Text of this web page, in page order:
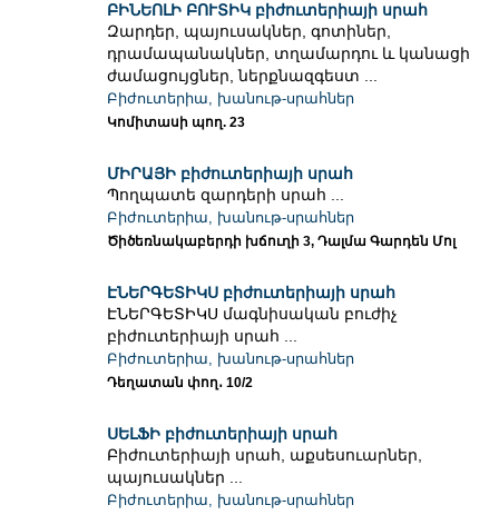
ԲԻՆԵՈԼԻ ԲՈՒՏԻԿ բիժուտերիայի սրահ
Զարդեր, պայուսակներ, գոտիներ,
դրամապանակներ, տղամարդու և կանացի
ժամացույցներ, ներքնազգեստ ...
Բիժուտերիա, խանութ-սրահներ
Կոմիտասի պող. 23
ՄԻՐԱՅԻ բիժուտերիայի սրահ
Պողպատե զարդերի սրահ ...
Բիժուտերիա, խանութ-սրահներ
Ծիծեռնակաբերդի խճուղի 3, Դալմա Գարդեն Մոլ
ԷՆԵՐԳԵՏԻԿՍ բիժուտերիայի սրահ
ԷՆԵՐԳԵՏԻԿՍ մագնիսական բուժիչ
բիժուտերիայի սրահ ...
Բիժուտերիա, խանութ-սրահներ
Դեղատան փող․ 10/2
ՍԵԼՖԻ բիժուտերիայի սրահ
Բիժուտերիայի սրահ, աքսեսուարներ,
պայուսակներ ...
Բիժուտերիա, խանութ-սրահներ